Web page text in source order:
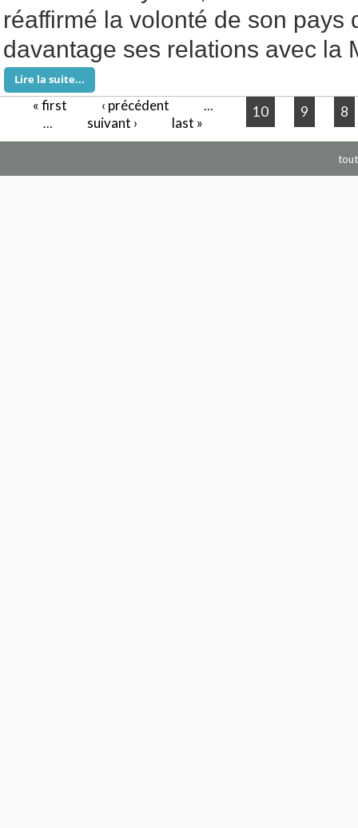
réaffirmé la volonté de son pays
davantage ses relations avec la
Lire la suite...
« first ‹ précédent … 8
9
10
… suivant › last »